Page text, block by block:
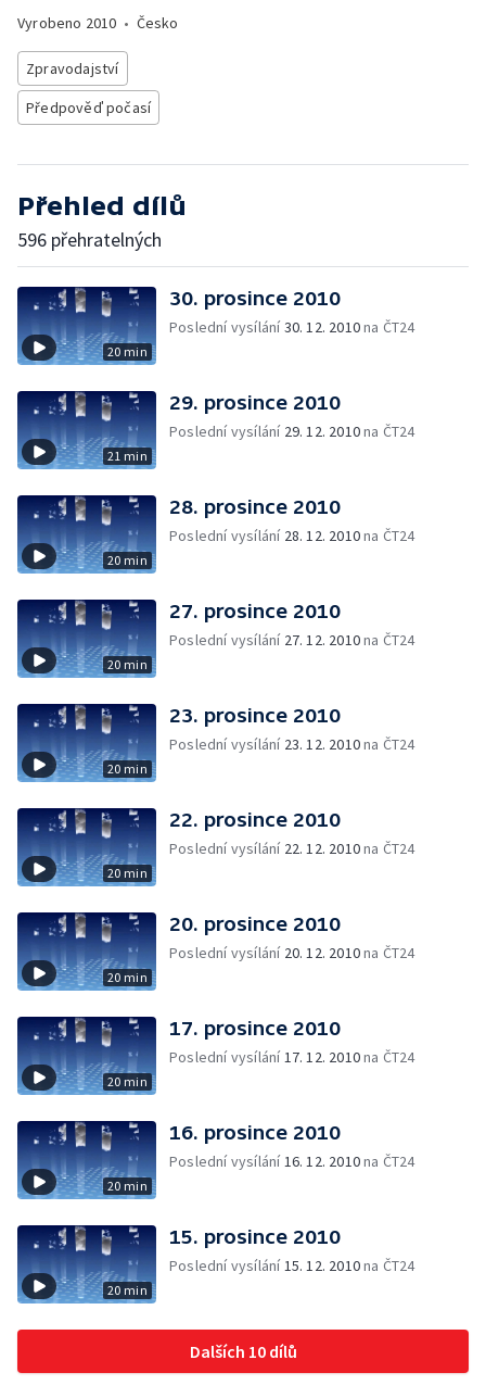
Vyrobeno 2010 • Česko
Zpravodajství
Předpověď počasí
Přehled dílů
596 přehratelných
20 min
30. prosince 2010
Poslední vysílání30. 12. 2010na ČT24
21 min
29. prosince 2010
Poslední vysílání 29. 12. 2010na ČT24
20 min
28. prosince 2010
Poslední vysílání 28. 12. 2010na ČT24
20 min
27. prosince 2010
Poslední vysílání 27. 12. 2010na ČT24
20 min
23. prosince 2010
Poslední vysílání 23. 12. 2010na ČT24
20 min
22. prosince 2010
Poslední vysílání 22. 12. 2010na ČT24
20 min
20. prosince 2010
Poslední vysílání 20. 12. 2010na ČT24
20 min
17. prosince 2010
Poslední vysílání17. 12. 2010na ČT24
20 min
16. prosince 2010
Poslední vysílání16. 12. 2010na ČT24
20 min
15. prosince 2010
Poslední vysílání15. 12. 2010na ČT24
Dalších 10 dílů